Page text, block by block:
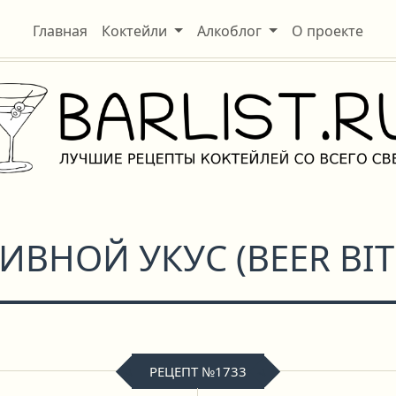
Главная Коктейли Алкоблог О проекте
УКУС (BEER
РЕЦЕПТ №1733